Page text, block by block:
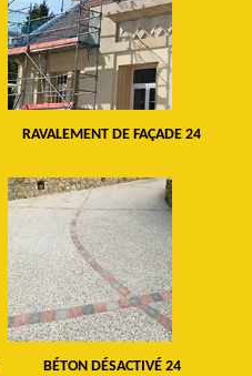
RAVALEMENT DE FAÇADE 24
BÉTON DÉSACTIVÉ 24